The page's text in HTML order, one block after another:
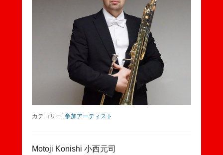
カテゴリー: 参加アーティスト
Motoji Konishi 小西元司